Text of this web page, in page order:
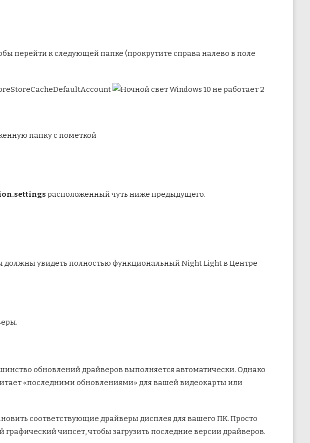
перейти к следующей папке (прокрутите справа налево в поле
папку с пометкой
расположенный чуть ниже предыдущего.
должны увидеть полностью функциональный Night Light в Центре
обновлений драйверов выполняется автоматически. Однако
«последними обновлениями» для вашей видеокарты или
соответствующие драйверы дисплея для вашего ПК. Просто
чипсет, чтобы загрузить последние версии драйверов.